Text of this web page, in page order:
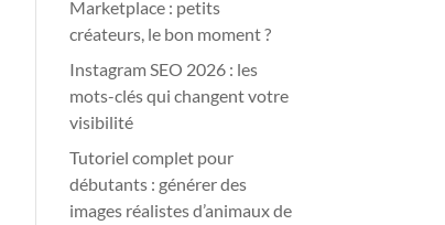
Marketplace : petits
créateurs, le bon moment ?
Instagram SEO 2026 : les
mots-clés qui changent votre
visibilité
Tutoriel complet pour
débutants : générer des
images réalistes d’animaux de